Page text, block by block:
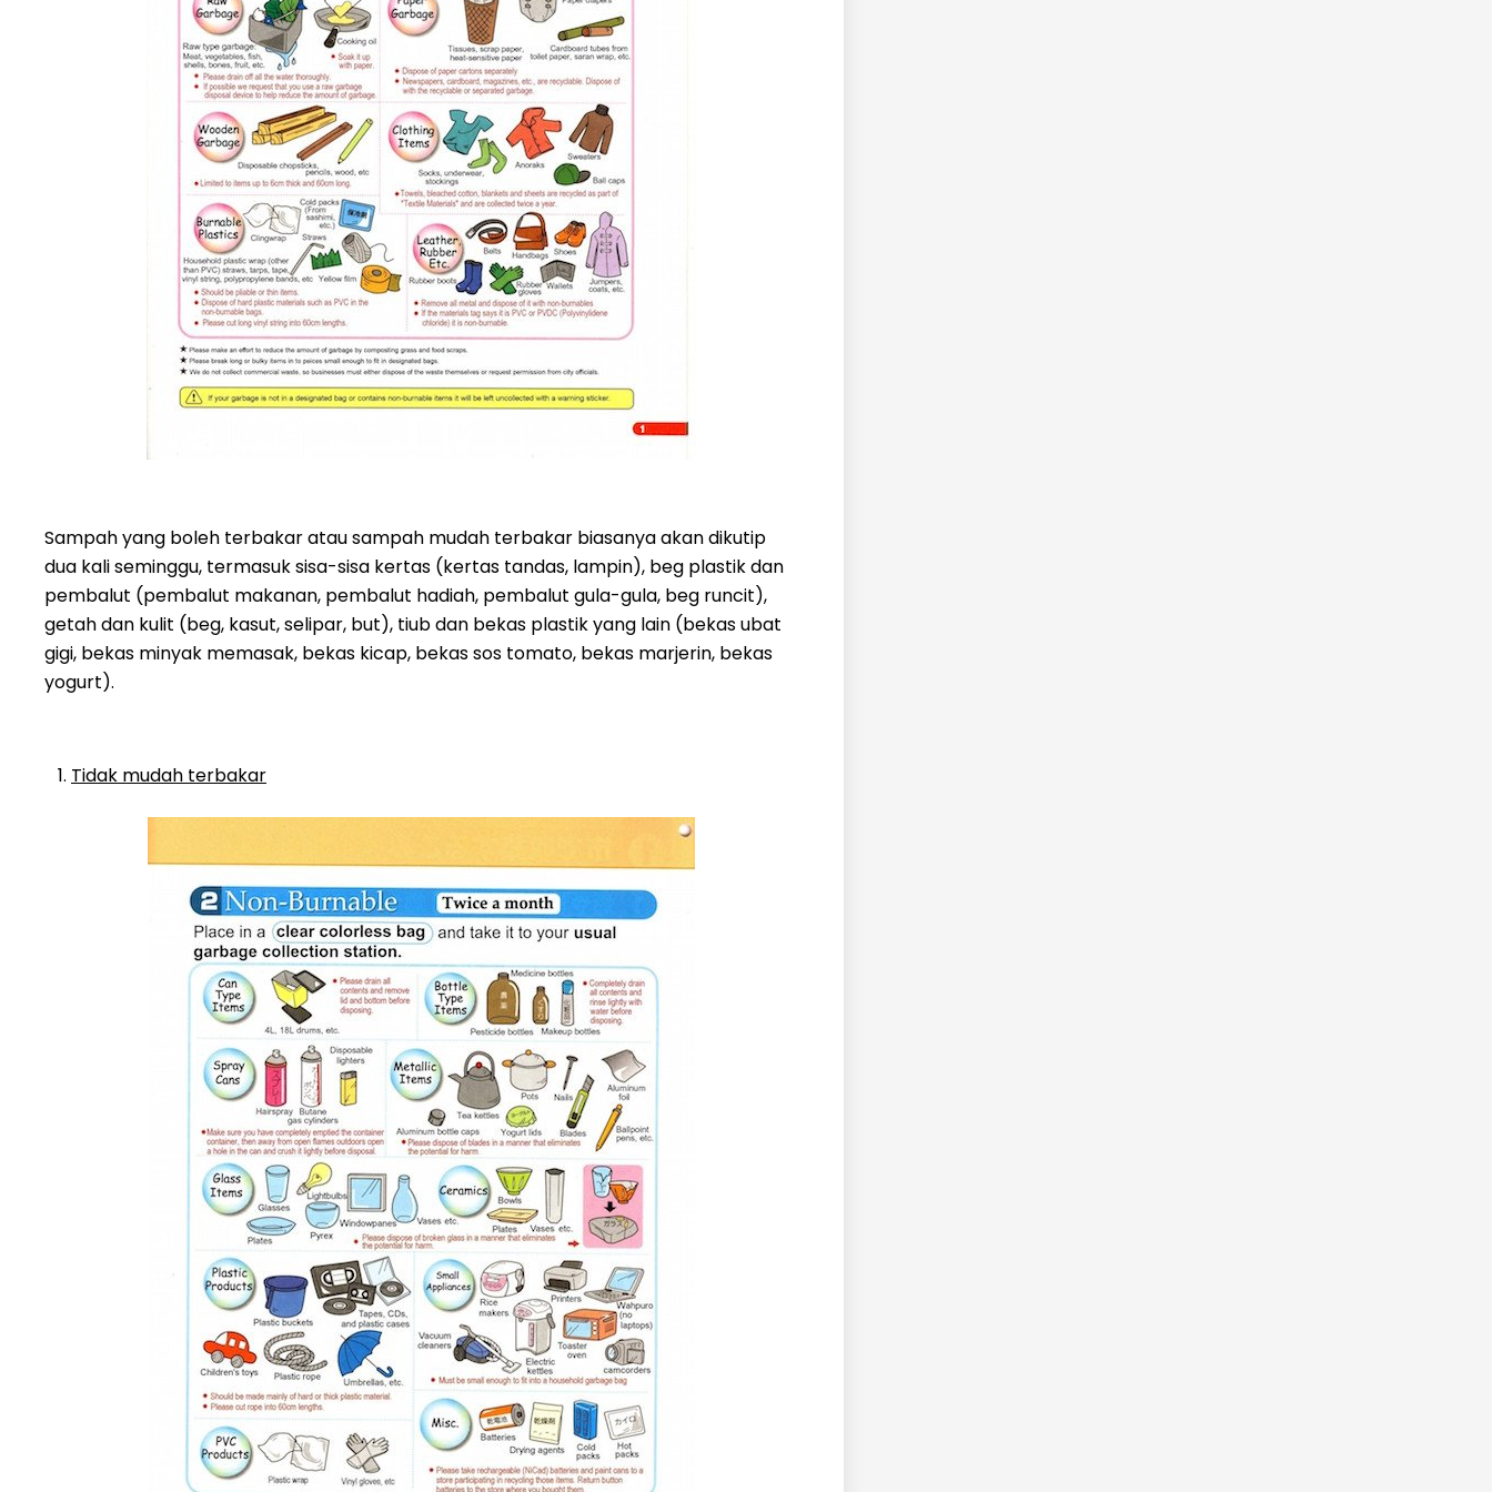
Sampah yang boleh terbakar atau sampah mudah terbakar biasanya akan dikutip
dua kali seminggu, termasuk sisa-sisa kertas (kertas tandas, lampin), beg plastik dan
pembalut (pembalut makanan, pembalut hadiah, pembalut gula-gula, beg runcit),
getah dan kulit (beg, kasut, selipar, but), tiub dan bekas plastik yang lain (bekas ubat
gigi, bekas minyak memasak, bekas kicap, bekas sos tomato, bekas marjerin, bekas
yogurt).
Tidak mudah terbakar